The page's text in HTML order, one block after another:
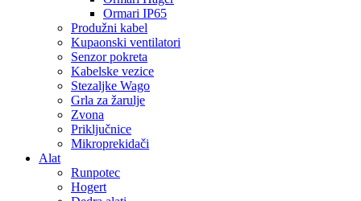
Ormari IP65
Produžni kabel
Kupaonski ventilatori
Senzor pokreta
Kabelske vezice
Stezaljke Wago
Grla za žarulje
Zvona
Priključnice
Mikroprekidači
Alat
Runpotec
Hogert